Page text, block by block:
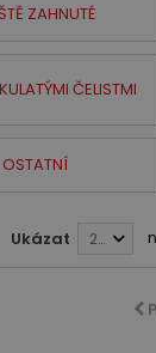
ZAHNUTÉ
ČELISTMI
OSTATNÍ
Ukázat 28